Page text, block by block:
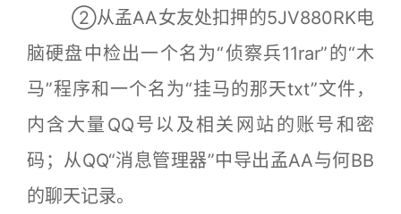
②从孟AA女友处扣押的5JV880RK电
脑硬盘中检出一个名为“侦察兵11rar”的“木
马”程序和一个名为“挂马的那天txt”文件，
内含大量QQ号以及相关网站的账号和密
码；从QQ“消息管理器”中导出孟AA与何BB
的聊天记录。